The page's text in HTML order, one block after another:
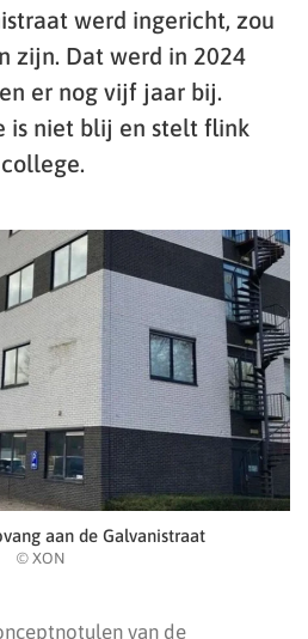
werd ingericht, zou
zijn. Dat werd in 2024
er nog vijf jaar bij.
is niet blij en stelt flink
aan de Galvanistraat
© XON
van de